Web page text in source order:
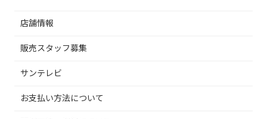
店舗情報
販売スタッフ募集
サンテレビ
お支払い方法について